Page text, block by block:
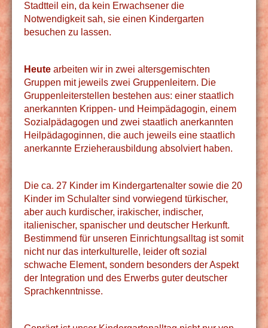
Stadtteil ein, da kein Erwachsener die
Notwendigkeit sah, sie einen Kindergarten
besuchen zu lassen.
Heute arbeiten wir in zwei altersgemischten
Gruppen mit jeweils zwei Gruppenleitern. Die
Gruppenleiterstellen bestehen aus: einer staatlich
anerkannten Krippen- und Heimpädagogin, einem
Sozialpädagogen und zwei staatlich anerkannten
Heilpädagoginnen, die auch jeweils eine staatlich
anerkannte Erzieherausbildung absolviert haben.
Die ca. 27 Kinder im Kindergartenalter sowie die 20
Kinder im Schulalter sind vorwiegend türkischer,
aber auch kurdischer, irakischer, indischer,
italienischer, spanischer und deutscher Herkunft.
Bestimmend für unseren Einrichtungsalltag ist somit
nicht nur das interkulturelle, leider oft sozial
schwache Element, sondern besonders der Aspekt
der Integration und des Erwerbs guter deutscher
Sprachkenntnisse.